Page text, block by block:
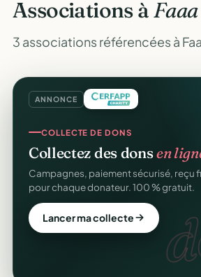
Associations àFaaa
3 associations référencées à
ANNONCE
COLLECTE DE DONS
Collectez des donsen
Campagnes, paiement sécurisé, reçu
pour chaque donateur. 100 % gratuit.
Lancer ma collecte